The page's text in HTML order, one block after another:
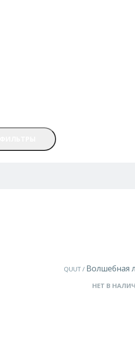
QUUT / Волшебная
НЕТ В